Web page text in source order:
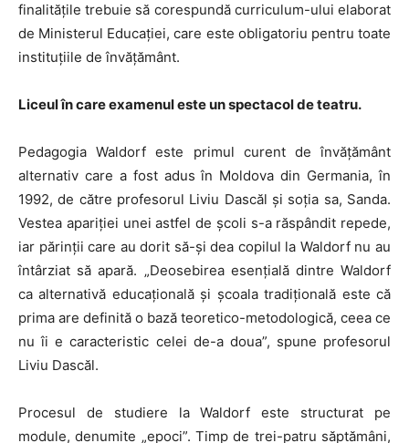
finalitățile trebuie să corespundă curriculum-ului elaborat
de Ministerul Educației, care este obligatoriu pentru toate
instituțiile de învățământ.
Liceul în care examenul este un spectacol de teatru.
Pedagogia Waldorf este primul curent de învățământ
alternativ care a fost adus în Moldova din Germania, în
1992, de către profesorul Liviu Dascăl și soția sa, Sanda.
Vestea apariției unei astfel de școli s-a răspândit repede,
iar părinții care au dorit să-și dea copilul la Waldorf nu au
întârziat să apară. „Deosebirea esențială dintre Waldorf
ca alternativă educațională și școala tradițională este că
prima are definită o bază teoretico-metodologică, ceea ce
nu îi e caracteristic celei de-a doua”, spune profesorul
Liviu Dascăl.
Procesul de studiere la Waldorf este structurat pe
module, denumite „epoci”. Timp de trei-patru săptămâni,